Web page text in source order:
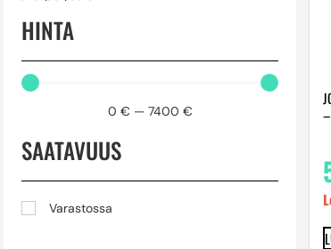
polyuretaani
PU-vaahto
Synteettinen kangas
Teknopolymeeri
Teräs
TPE-vaahto
HINTA
0 € — 7400 €
SAATAVUUS
Varastossa